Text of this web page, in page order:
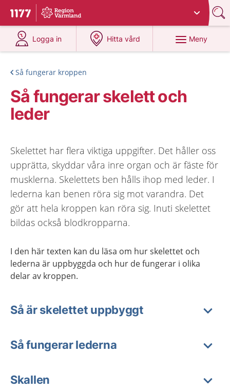
Till startsidan för 1177
Du har valt region
Logga in
på 1177.se
Hitta vård
på 1177.se
Meny
Så fungerar kroppen
Så fungerar skelett och
leder
Skelettet har flera viktiga uppgifter. Det håller oss
upprätta, skyddar våra inre organ och är fäste för
musklerna. Skelettets ben hålls ihop med leder. I
lederna kan benen röra sig mot varandra. Det
gör att hela kroppen kan röra sig. Inuti skelettet
bildas också blodkropparna.
I den här texten kan du läsa om hur skelettet och
lederna är uppbyggda och hur de fungerar i olika
delar av kroppen.
Så är skelettet uppbyggt
Så fungerar lederna
Skallen